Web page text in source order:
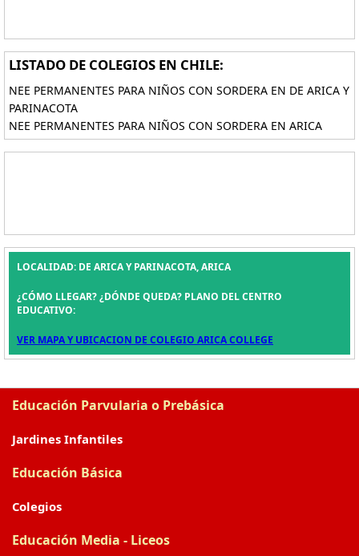
LISTADO DE COLEGIOS EN CHILE:
NEE PERMANENTES PARA NIÑOS CON SORDERA EN DE ARICA Y
PARINACOTA
NEE PERMANENTES PARA NIÑOS CON SORDERA EN ARICA
LOCALIDAD: DE ARICA Y PARINACOTA, ARICA
¿CÓMO LLEGAR? ¿DÓNDE QUEDA? PLANO DEL CENTRO
EDUCATIVO:
VER MAPA Y UBICACION DE COLEGIO ARICA COLLEGE
Educación Parvularia o Prebásica
Jardines Infantiles
Educación Básica
Colegios
Educación Media - Liceos